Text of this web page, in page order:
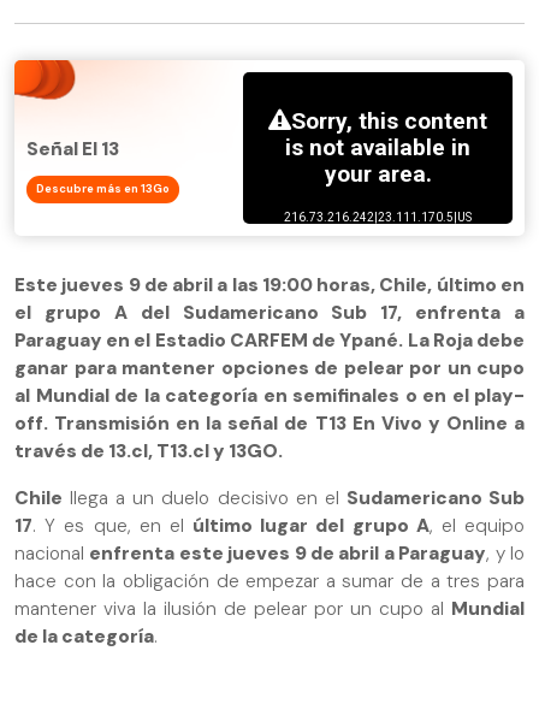
Señal El 13
Descubre más en 13Go
Este jueves 9 de abril a las 19:00 horas, Chile, último en
el grupo A del Sudamericano Sub 17, enfrenta a
Paraguay en el Estadio CARFEM de Ypané. La Roja debe
ganar para mantener opciones de pelear por un cupo
al Mundial de la categoría en semifinales o en el play-
off. Transmisión en la señal de T13 En Vivo y Online a
través de 13.cl, T13.cl y 13GO.
Chile llega a un duelo decisivo en el Sudamericano Sub
17. Y es que, en el último lugar del grupo A, el equipo
nacional enfrenta este jueves 9 de abril a Paraguay, y lo
hace con la obligación de empezar a sumar de a tres para
mantener viva la ilusión de pelear por un cupo al Mundial
de la categoría.